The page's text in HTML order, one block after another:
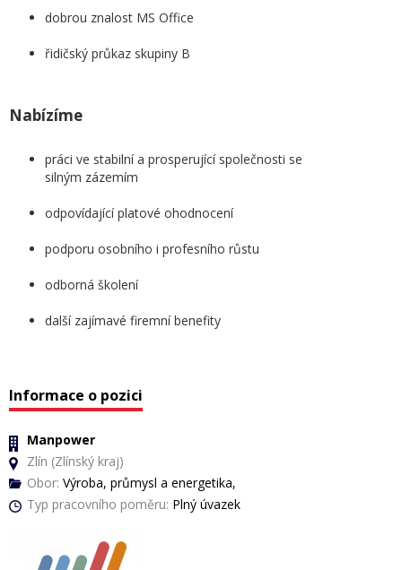
dobrou znalost MS Office
řidičský průkaz skupiny B
Nabízíme
práci ve stabilní a prosperující společnosti se
silným zázemím
odpovídající platové ohodnocení
podporu osobního i profesního růstu
odborná školení
další zajímavé firemní benefity
Informace o pozici
Manpower
Zlín (Zlínský kraj)
Obor: Výroba, průmysl a energetika,
Typ pracovního poměru: Plný úvazek